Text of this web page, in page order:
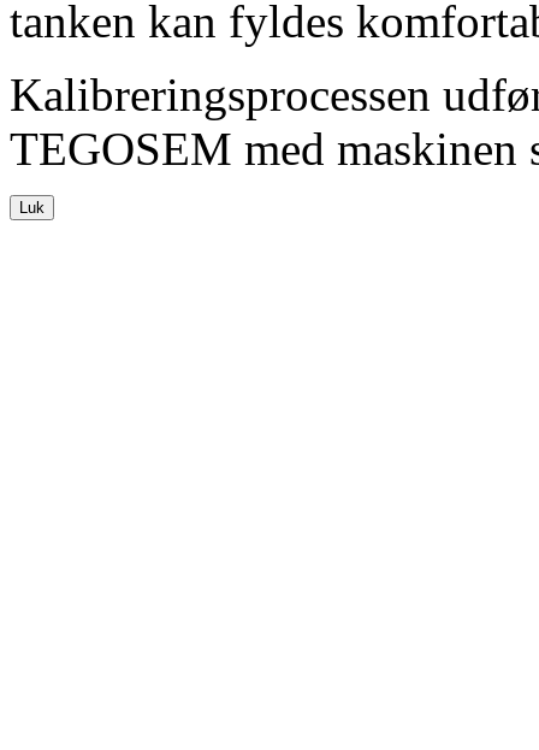
tanken kan fyldes
Kalibreringsprocessen
TEGOSEM med maskinen
Luk